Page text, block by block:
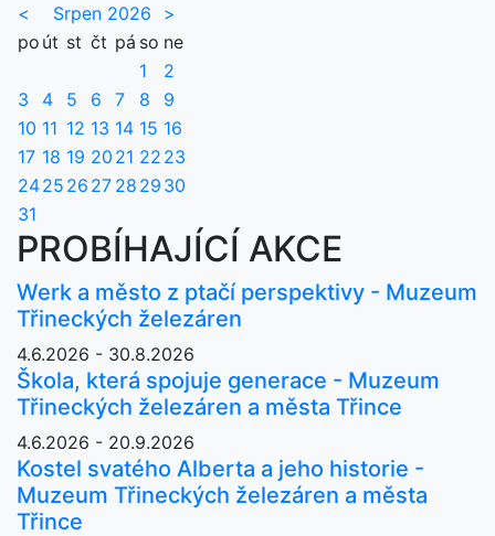
< Srpen 2026
>
po út st čt pá so ne
1
2
3
4 5 6 7 8
9
10 11 12 13 14 15 16
17 18 19 20 21 22 23
2425 26 27 28 29 30
31
PROBÍHAJÍCÍ AKCE
Werk a město z ptačí perspektivy - Muzeum
Třineckých železáren
4.6.2026 - 30.8.2026
Škola, která spojuje generace - Muzeum
Třineckých železáren a města Třince
4.6.2026 - 20.9.2026
Kostel svatého Alberta a jeho historie -
Muzeum Třineckých železáren a města
Třince